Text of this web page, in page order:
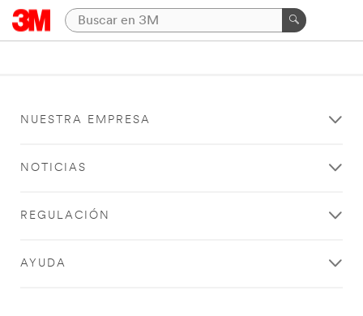
NUESTRA EMPRESA
NOTICIAS
REGULACIÓN
AYUDA